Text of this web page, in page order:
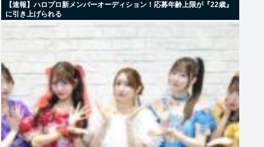
【速報】ハロプロ新メンバーオーディション！応募年齢上限が『22歳』
に引き上げられる